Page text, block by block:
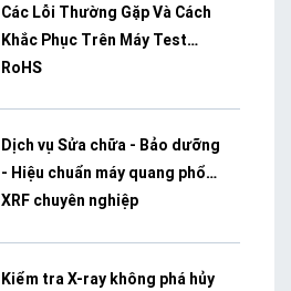
Các Lỗi Thường Gặp Và Cách
Khắc Phục Trên Máy Test
RoHS
Dịch vụ Sửa chữa - Bảo dưỡng
- Hiệu chuẩn máy quang phổ
XRF chuyên nghiệp
Kiểm tra X-ray không phá hủy